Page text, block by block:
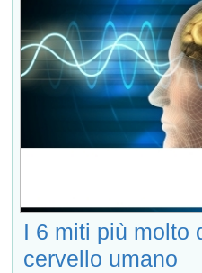
I 6 miti più molto
cervello umano